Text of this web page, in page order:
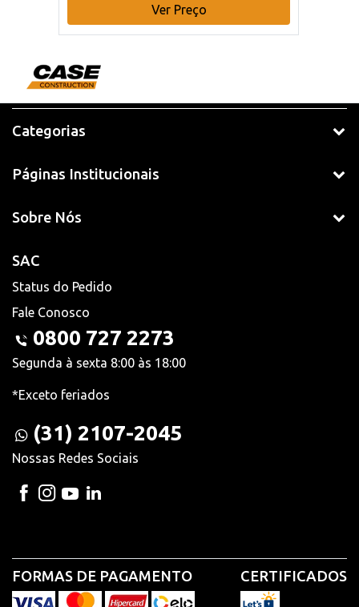
Ver Preço
Categorias
Páginas Institucionais
Sobre Nós
SAC
Status do Pedido
Fale Conosco
0800 727 2273
Segunda à sexta 8:00 às 18:00
*Exceto feriados
(31) 2107-2045
Nossas Redes Sociais
FORMAS DE PAGAMENTO CERTIFICADOS